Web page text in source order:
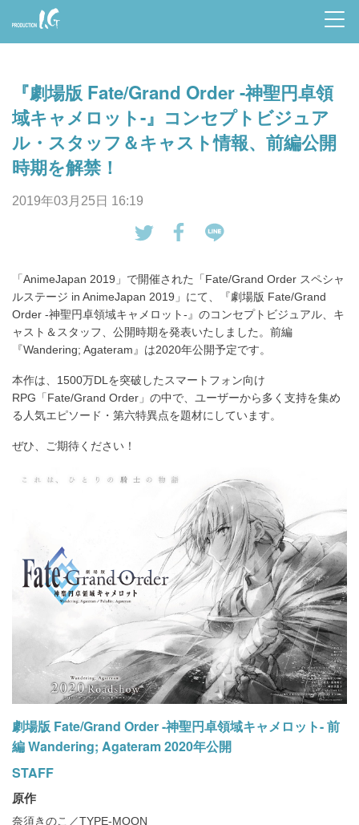
Prod
n I.G
『劇場版 Fate/Grand Order -神聖円卓領
域キャメロット-』コンセプトビジュア
ル・スタッフ＆キャスト情報、前編公開
時期を解禁！
2019年03月25日 16:19
す
る
bo
ok
で
シ
ア
す
る
送
る
「AnimeJapan 2019」で開催された「Fate/Grand Order スペシャ
ルステージ in AnimeJapan 2019」にて、『劇場版 Fate/Grand
Order -神聖円卓領域キャメロット-』のコンセプトビジュアル、キ
ャスト＆スタッフ、公開時期を発表いたしました。前編
『Wandering; Agateram』は2020年公開予定です。
本作は、1500万DLを突破したスマートフォン向け
RPG「Fate/Grand Order」の中で、ユーザーから多く支持を集め
る人気エピソード・第六特異点を題材にしています。
ぜひ、ご期待ください！
劇場版 Fate/Grand Order -神聖円卓領域キャメロット- 前
編 Wandering; Agateram 2020年公開
STAFF
原作
奈須きのこ／TYPE-MOON